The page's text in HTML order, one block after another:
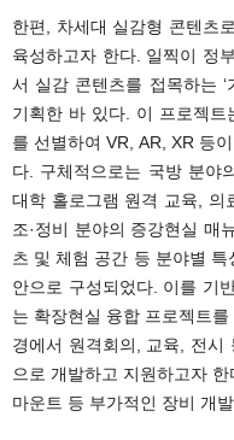
한편, 차세대 실감형 콘텐츠
육성하고자 한다. 일찍이 정
서 실감 콘텐츠를 접목하는 ‘
기획한 바 있다. 이 프로젝
를 선별하여 VR, AR, XR 등
다. 구체적으로는 국방 분야
대학 홀로그램 원격 교육, 의
조·정비 분야의 증강현실 매
츠 및 체험 공간 등 분야별
안으로 구성되었다. 이를 기
는 확장현실 융합 프로젝트
경에서 원격회의, 교육, 전시
으로 개발하고 지원하고자
마운트 등 부가적인 장비 개